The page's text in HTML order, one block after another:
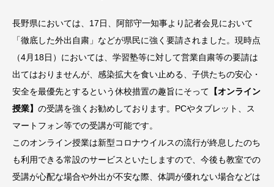
長野県においては、17日、阿部守一知事より記者会見において
「徹底した外出自粛」などが県民に強く要請されました。現時点
（4月18日）においては、学習塾等に対して営業自粛等の要請は
出てはおりませんが、感染拡大を食い止める、子供たちの安心・
安全を最優先とするという休校措置の趣旨にそって 【オンライン
授業】 の受講を強くお勧めしております。PCやタブレット、ス
マートフォン等での受講が可能です。
このオンライン授業は新型コロナウイルスの流行が終息したのち
も利用できる常設のサービスといたしますので、今後も教室での
受講が心配な場合や外出が不安な際、体調が優れない場合などは